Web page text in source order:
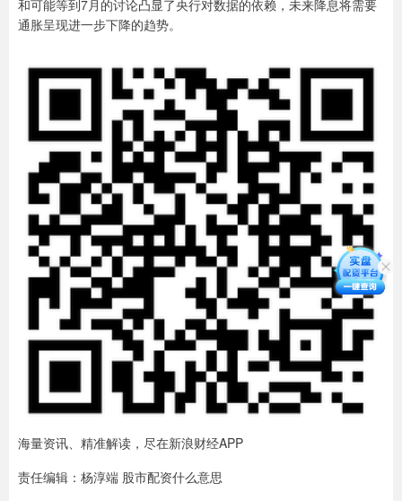
和可能等到7月的讨论凸显了央行对数据的依赖，未来降息将需要
通胀呈现进一步下降的趋势。
海量资讯、精准解读，尽在新浪财经APP
责任编辑：杨淳端 股市配资什么意思